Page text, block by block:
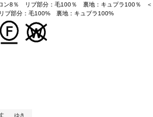
ン8％ リブ部分：毛100％ 裏地：キュプラ100％ ＜
ブ部分：毛100% 裏地：キュプラ100%
ゆき